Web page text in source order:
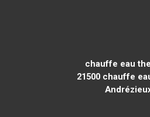
chauffe eau
21500chauffe